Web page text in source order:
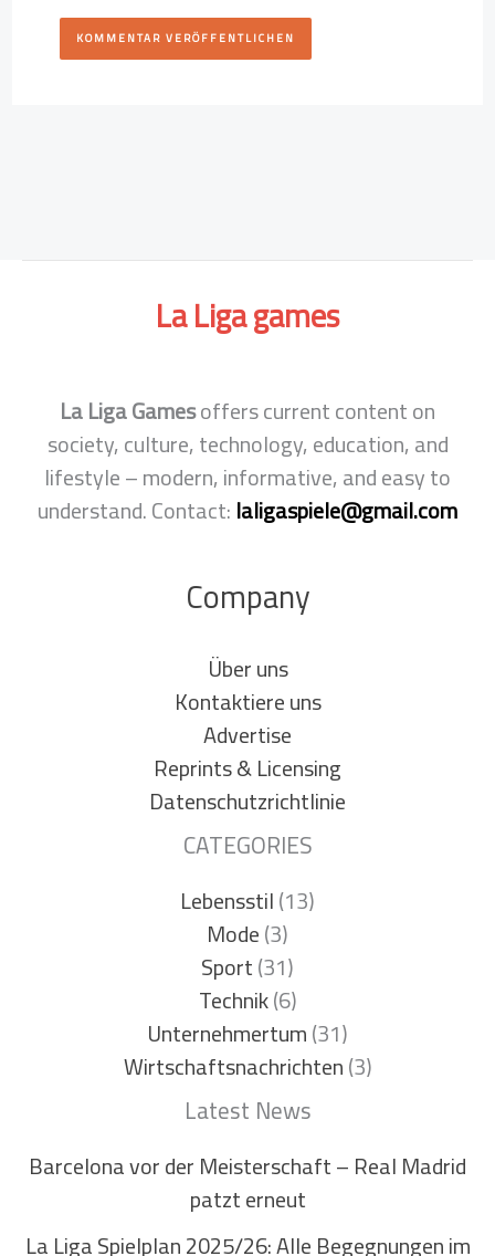
La Ligagames
La Liga Gamesoffers current content on
society, culture, technology, education, and
lifestyle – modern, informative, and easy to
understand. Contact:laligaspiele@gmail.com
Company
Über uns
Kontaktiere uns
Advertise
Reprints & Licensing
Datenschutzrichtlinie
CATEGORIES
Lebensstil(13)
Mode(3)
Sport(31)
Technik(6)
Unternehmertum(31)
Wirtschaftsnachrichten(3)
Latest News
Barcelona vor der Meisterschaft – Real Madrid
patzt erneut
La Liga Spielplan 2025/26: Alle Begegnungen im